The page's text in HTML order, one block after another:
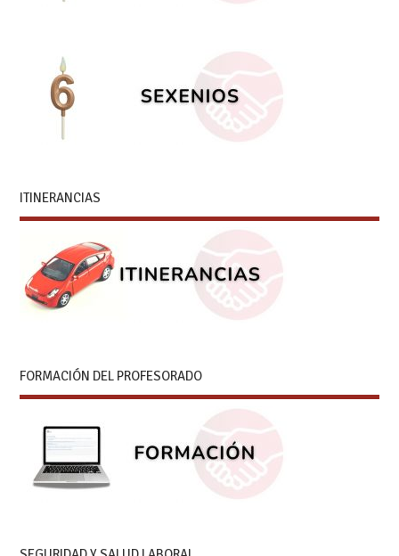
ITINERANCIAS
FORMACIÓN DEL PROFESORADO